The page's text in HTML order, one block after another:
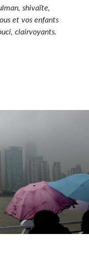
shivaïte,
et vos enfants
clairvoyants.